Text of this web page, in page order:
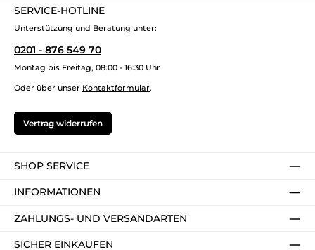
SERVICE-HOTLINE
Unterstützung und Beratung unter:
0201 - 876 549 70
Montag bis Freitag, 08:00 - 16:30 Uhr
Oder über unser Kontaktformular.
Vertrag widerrufen
SHOP SERVICE
INFORMATIONEN
ZAHLUNGS- UND VERSANDARTEN
SICHER EINKAUFEN